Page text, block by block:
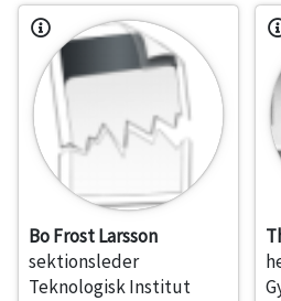
Bo Frost Larsson
sektionsleder
Teknologisk Institut